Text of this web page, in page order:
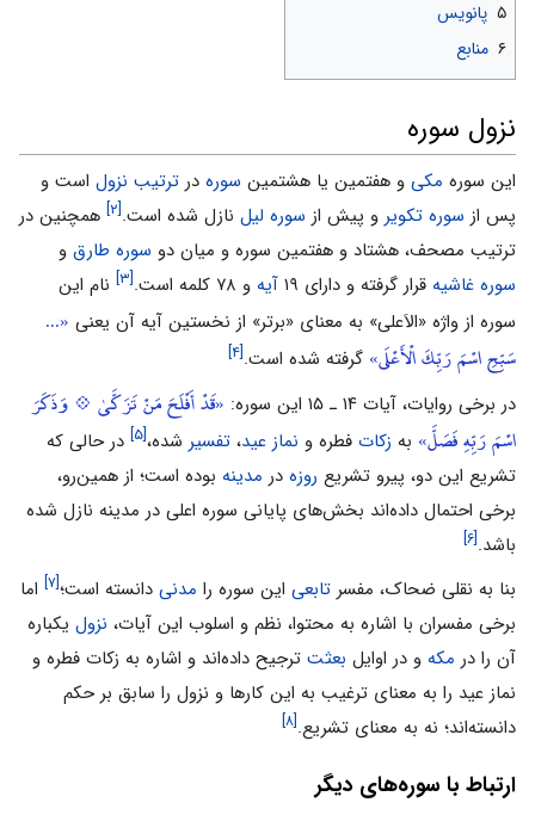
۵ پانویس
۶ منابع
نزول سوره
این سوره مکى و هفتمین یا هشتمین سوره در ترتیب نزول است و
پس از سوره تکویر و پیش از سوره لیل نازل شده است.[۲]
همچنین در
ترتیب مصحف، هشتاد و هفتمین سوره و میان دو سوره طارق و
سوره غاشیه قرار گرفته و داراى ۱۹ آیه و ۷۸ کلمه است. [۳]
نام این
سوره از واژه «الاَعلى» به معناى «برتر» از نخستین آیه آن یعنی «...
سَبِّحِ اسْمَ رَبِّكَ الْأَعْلَى» گرفته شده است.[۴]
در برخى روایات، آیات ۱۴ ـ ۱۵ این سوره:
«قَدْ أَفْلَحَ مَنْ تَزَكَّىٰ 💠 وَذَكَرَ
اسْمَ رَبِّهِ فَصَلَّ» به زکات فطره و نماز عید، تفسیر شده،[۵]
در حالى‌ که
تشریع این دو، پیرو تشریع روزه در مدینه بوده است؛ از همین‌رو،
برخى احتمال داده‌اند بخش‌هاى پایانى سوره اعلی در مدینه نازل شده
باشد.[۶]
بنا به نقلى ضحاک، مفسر تابعى این سوره را مدنى دانسته است؛[۷]
اما
برخى مفسران با اشاره به محتوا، نظم و اسلوب این آیات، نزول یکباره
آن را در مکه و در اوایل بعثت ترجیح داده‌اند و اشاره به زکات فطره و
نماز عید را به معناى ترغیب به این کارها و نزول را سابق بر حکم
دانسته‌اند؛ نه به معناى تشریع.[۸]
ارتباط با سوره‌های دیگر